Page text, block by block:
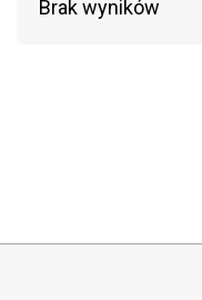
Brak wyników